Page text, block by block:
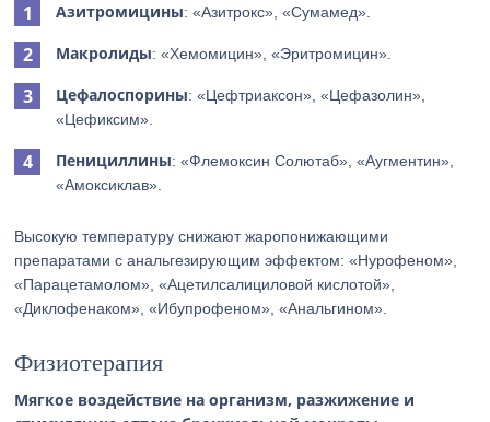
Азитромицины: «Азитрокс», «Сумамед».
Макролиды: «Хемомицин», «Эритромицин».
Цефалоспорины: «Цефтриаксон», «Цефазолин»,
«Цефиксим».
Пенициллины: «Флемоксин Солютаб», «Аугментин»,
«Амоксиклав».
Высокую температуру снижают жаропонижающими
препаратами с анальгезирующим эффектом: «Нурофеном»,
«Парацетамолом», «Ацетилсалициловой кислотой»,
«Диклофенаком», «Ибупрофеном», «Анальгином».
Физиотерапия
Мягкое воздействие на организм, разжижение и